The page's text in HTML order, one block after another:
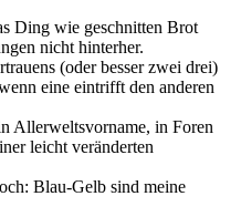
Ding wie geschnitten Brot
nicht hinterher.
(oder besser zwei drei)
eine eintrifft den anderen
Allerweltsvorname, in Foren
leicht veränderten
Blau-Gelb sind meine